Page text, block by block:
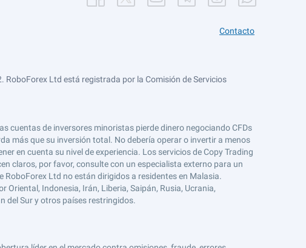
Contacto
RoboForex Ltd está registrada por la Comisión de Servicios
cuentas de inversores minoristas pierde dinero negociando CFDs
más que su inversión total. No debería operar o invertir a menos
en cuenta su nivel de experiencia. Los servicios de Copy Trading
claros, por favor, consulte con un especialista externo para un
Ltd no están dirigidos a residentes en Malasia.
Oriental, Indonesia, Irán, Liberia, Saipán, Rusia, Ucrania,
del Sur y otros países restringidos.